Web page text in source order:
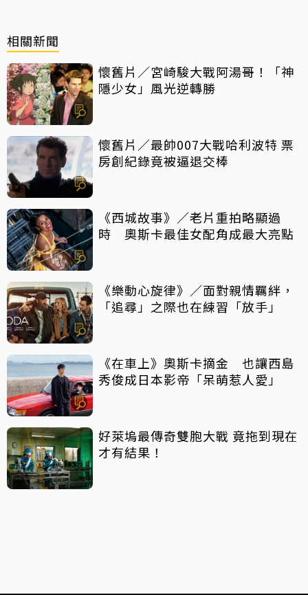
相關新聞
懷舊片／宮崎駿大戰阿湯哥！「神
隱少女」風光逆轉勝
懷舊片／最帥007大戰哈利波特 票
房創紀錄竟被逼退交棒
《西城故事》／老片重拍略顯過
時 奧斯卡最佳女配角成最大亮點
《樂動心旋律》／面對親情羈絆，
「追尋」之際也在練習「放手」
《在車上》奧斯卡摘金 也讓西島
秀俊成日本影帝「呆萌惹人愛」
好萊塢最傳奇雙胞大戰 竟拖到現在
才有結果！